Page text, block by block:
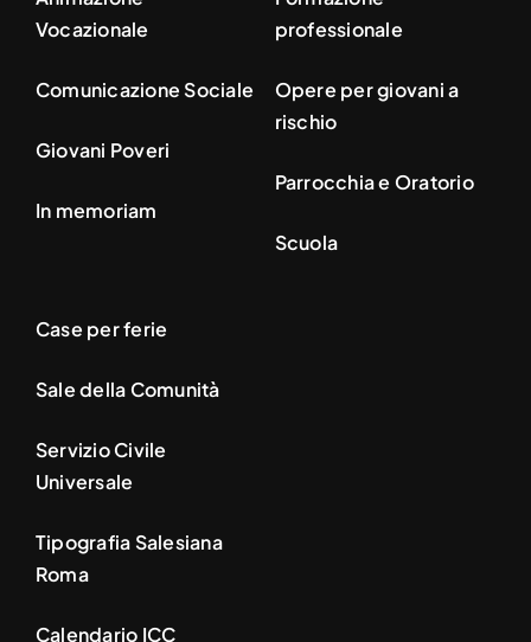
Vocazionale
Comunicazione Sociale
Giovani Poveri
In memoriam
professionale
Opere per giovani a
rischio
Parrocchia e Oratorio
Scuola
Case per ferie
Sale della Comunità
Servizio Civile
Universale
Tipografia Salesiana
Roma
Calendario ICC